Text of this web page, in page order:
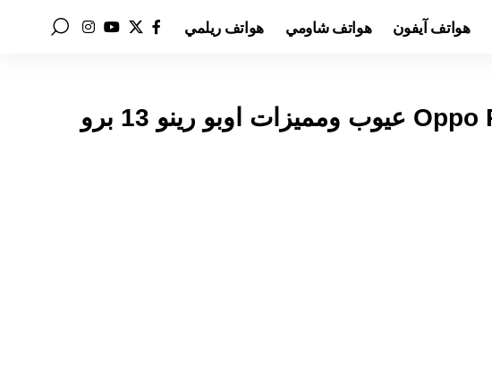
هواتف آيفون هواتف شاومي هواتف ريلمي